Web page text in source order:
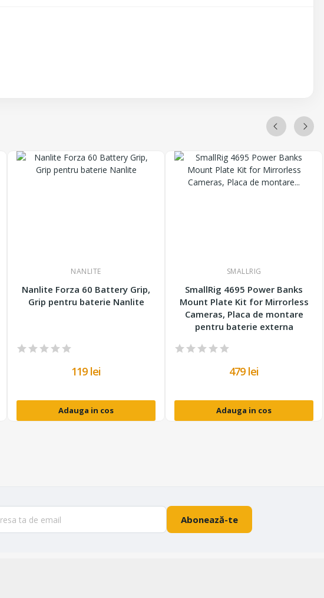
NANLITE
Nanlite Forza 60 Battery Grip,
Grip pentru baterie Nanlite
119 lei
Adauga in cos
SMALLRIG
SmallRig 4695 Power Banks
Mount Plate Kit for Mirrorless
Cameras, Placa de montare
pentru baterie externa
479 lei
Adauga in cos
Abonează-te